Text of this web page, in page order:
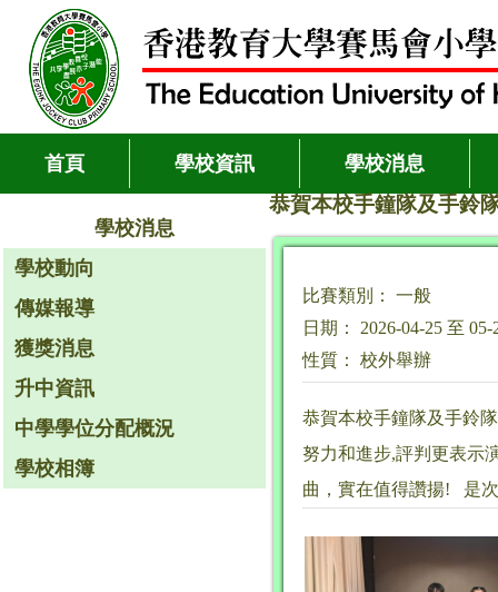
首頁 學校資訊 學校消息
學校消息
學校動向
傳媒報導
獲獎消息
升中資訊
中學學位分配概況
學校相簿
恭賀本校手鐘隊及手鈴
比賽類別： 一般
日期： 2026-04-25 至 05-
性質： 校外舉辦
恭賀本校手鐘隊及手鈴
努力和進步,評判更表示
曲，實在值得讚揚! 是